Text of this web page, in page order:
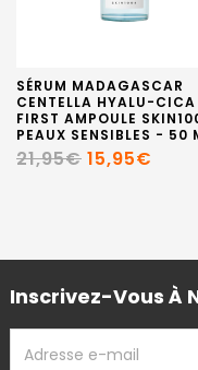
SÉRUM MADAGASCAR
CENTELLA HYALU-CICA
FIRST AMPOULE
PEAUX SENSIBLES - 50
21,95€ 15,95€
Inscrivez-Vous À
EMAIL